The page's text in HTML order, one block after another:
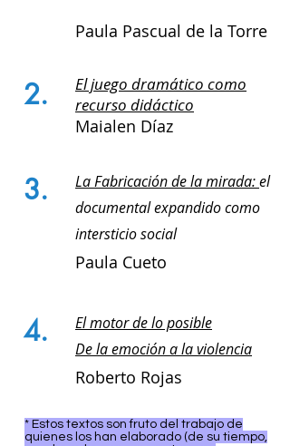
Paula Pascual de la Torre
2.
El juego dramático como
recurso didáctico
Maialen Díaz
3. La Fabricación de la mirada:el
documental expandido como
intersticio social
Paula Cueto
4.
El motor de lo posible
De la emoción a la violencia
Roberto Rojas
* Estos textos son fruto del trabajo de
quienes los han elaborado (de su tiempo,